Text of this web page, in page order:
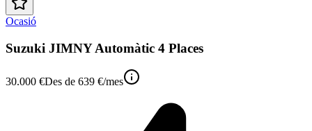
Ocasió
Suzuki JIMNY Automàtic 4 Places
30.000 €Des de 639 €/mes